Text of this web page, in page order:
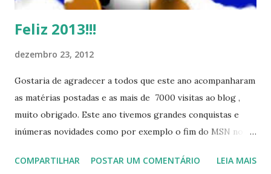
Feliz 2013!!!
dezembro 23, 2012
Gostaria de agradecer a todos que este ano acompanharam
as matérias postadas e as mais de 7000 visitas ao blog ,
muito obrigado. Este ano tivemos grandes conquistas e
inúmeras novidades como por exemplo o fim do MSN no
do Kaiana que será lançada em 2013, distro nacional , a
COMPARTILHAR POSTAR UM COMENTÁRIO LEIA MAIS